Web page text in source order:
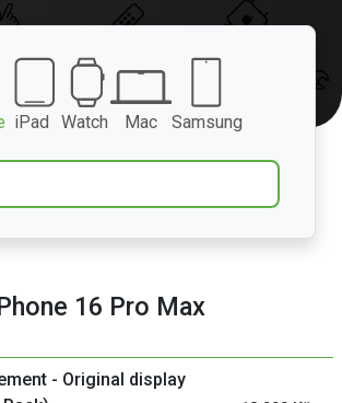
iPad Watch Mac Samsung
16 Pro Max
- Original display